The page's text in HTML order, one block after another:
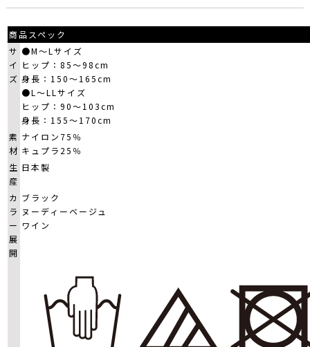
商品スペック
サ
イ
ズ
●M～Lサイズ
ヒップ：85～98cm
身長：150～165cm
●L～LLサイズ
ヒップ：90～103cm
身長：155～170cm
素
材
ナイロン75％
キュプラ25％
生
産
日本製
カ
ラ
ー
展
開
ブラック
ヌーディーベージュ
ワイン